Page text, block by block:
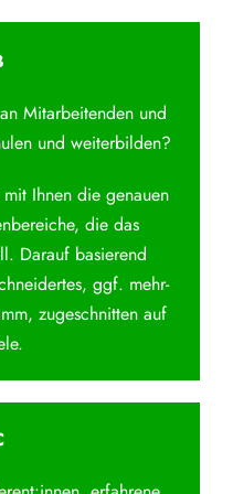
Mitarbeitenden und
und weiterbilden?
Ihnen die genauen
die das
Darauf basierend
ggf. mehr-
zugeschnitten auf